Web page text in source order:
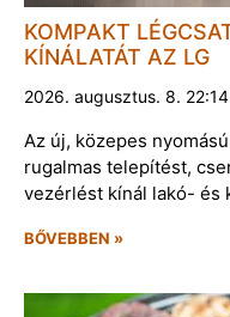
KOMPAKT
KÍNÁLATÁT AZ LG
2026. augusztus. 8. 22:14
Az új, közepes
rugalmas telepítést,
vezérlést kínál lakó- és
BŐVEBBEN »